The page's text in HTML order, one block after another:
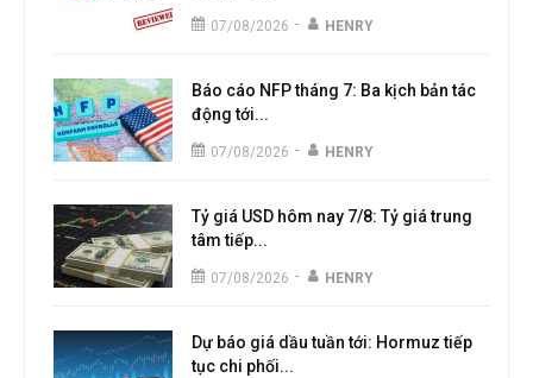
07/08/2026 - HENRY
Báo cáo NFP tháng 7: Ba kịch bản tác
động tới...
07/08/2026 - HENRY
Tỷ giá USD hôm nay 7/8: Tỷ giá trung
tâm tiếp...
07/08/2026 - HENRY
Dự báo giá dầu tuần tới: Hormuz tiếp
tục chi phối...